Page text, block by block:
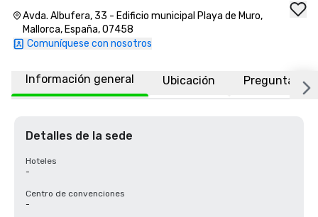
Avda. Albufera, 33 - Edificio municipal Playa de Muro,
Mallorca, España, 07458
Comuníquese con nosotros
Información general Ubicación Preguntas
Detalles de la sede
Hoteles
-
Centro de convenciones
-